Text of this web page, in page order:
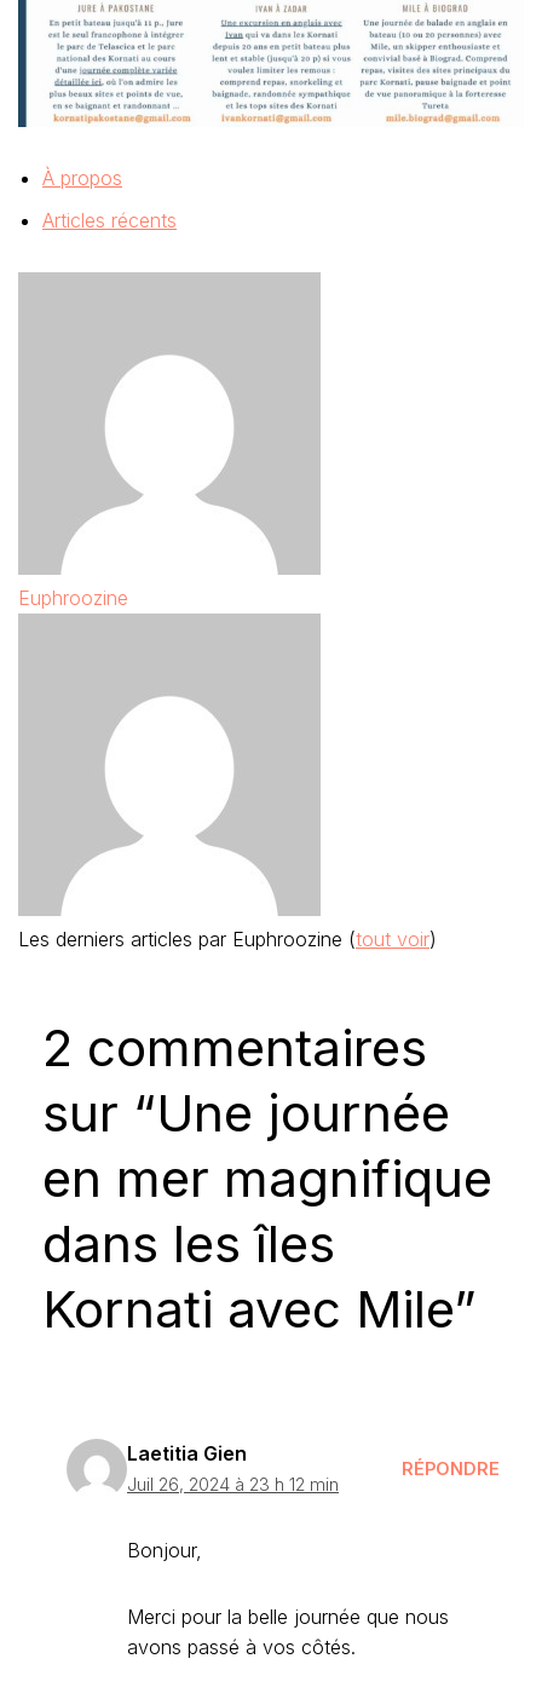
À propos
Articles récents
Euphroozine
Les derniers articles par Euphroozine (tout voir)
2 commentaires
sur “Une journée
en mer magnifique
dans les îles
Kornati avec Mile”
Laetitia Gien
Juil 26, 2024 à 23 h 12 min
RÉPONDRE
Bonjour,
Merci pour la belle journée que nous
avons passé à vos côtés.